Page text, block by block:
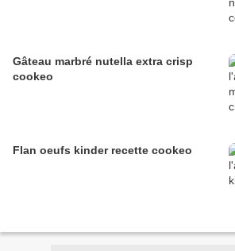
Gâteau marbré nutella extra crisp
cookeo
Flan oeufs kinder recette cookeo